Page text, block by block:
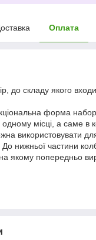
Оплата
до складу якого
форма
одному місці, а саме в
використовувати
До нижньої частини
якому попередньо